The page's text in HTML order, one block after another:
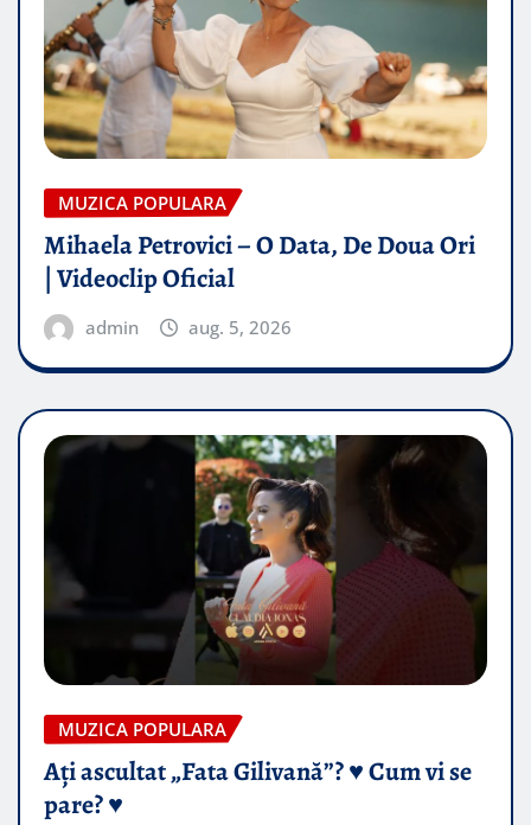
MUZICA POPULARA
Mihaela Petrovici – O Data, De Doua Ori
| Videoclip Oficial
admin aug. 5, 2026
MUZICA POPULARA
Ați ascultat „Fata Gilivană”? ♥️ Cum vi se
pare? ♥️